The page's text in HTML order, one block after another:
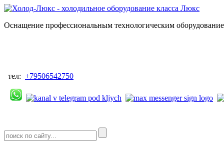
Оснащение профессиональным технологическим
тел: +79506542750